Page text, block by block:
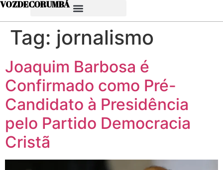
VOZDECORUMBÁ
Tag: jornalismo
Joaquim Barbosa é
Confirmado como Pré-
Candidato à Presidência
pelo Partido Democracia
Cristã